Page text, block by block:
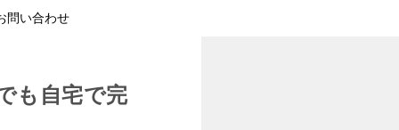
問い合わせ
も自宅で完